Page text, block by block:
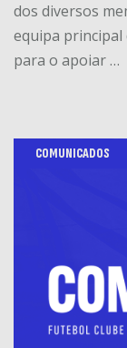
dos diversos
equipa principal
para o apoiar …
COMUNICADOS